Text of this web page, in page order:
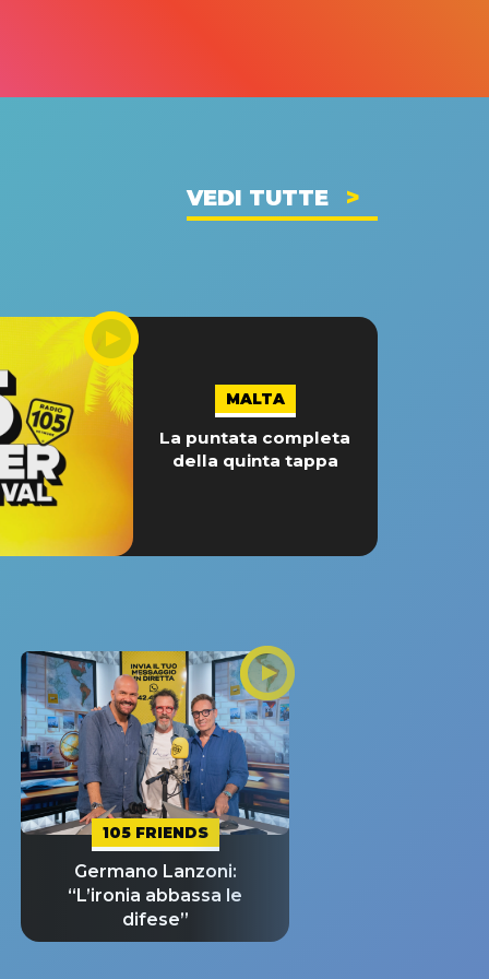
VEDI TUTTE
MALTA
La puntata completa
della quinta tappa
105 FRIENDS
Germano Lanzoni:
“L’ironia abbassa le
difese”